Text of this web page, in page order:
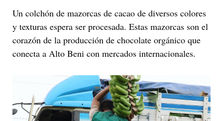
Un colchón de mazorcas de cacao de diversos colores
y texturas espera ser procesada. Estas mazorcas son el
corazón de la producción de chocolate orgánico que
conecta a Alto Beni con mercados internacionales.